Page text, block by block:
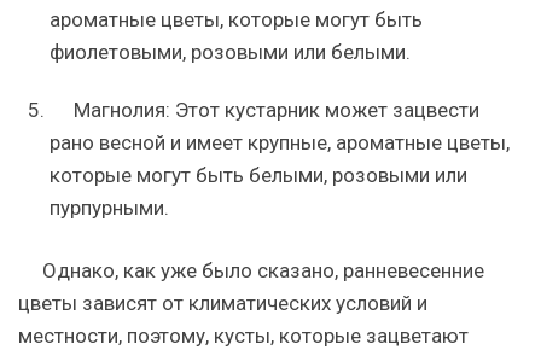
ароматные цветы, которые могут быть
фиолетовыми, розовыми или белыми.
Магнолия: Этот кустарник может зацвести
рано весной и имеет крупные, ароматные цветы,
которые могут быть белыми, розовыми или
пурпурными.
Однако, как уже было сказано, ранневесенние
цветы зависят от климатических условий и
местности, поэтому, кусты, которые зацветают